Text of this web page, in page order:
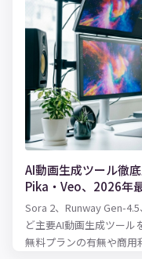
いえるのでしょう。 適性な在庫水準を保つために必要となるのが
在庫管理表です。 実際に、紙での在庫管理をしていることも少な
くないと思いますが、
の在庫管理表では管理
で便利でかつ的確な在庫
事では、Excelを活用し
り方、表の作り方、使
AI動画生成ツール徹
Pika・Veo、2026年
Sora 2、Runway Gen-
ど主要AI動画生成ツール
無料プランの有無や商用